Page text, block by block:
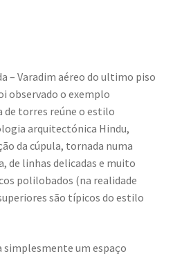
– Varadim aéreo do ultimo piso
observado o exemplo
de torres reúne o estilo
arquitectónica Hindu,
da cúpula, tornada numa
de linhas delicadas e muito
polilobados (na realidade
são típicos do estilo
simplesmente um espaço